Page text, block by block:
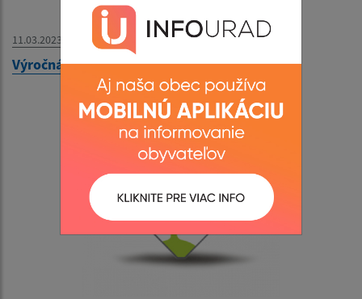
11.03.2023
Výročná členská schôdza JDS 2023